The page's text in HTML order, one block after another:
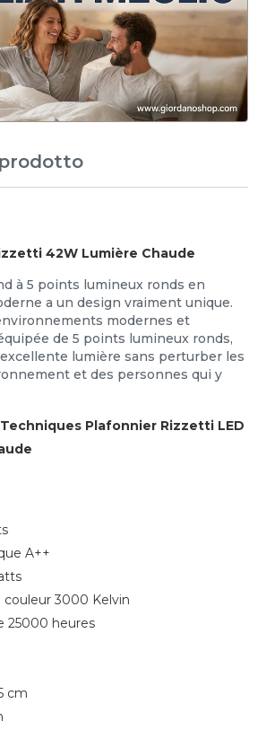
42W Lumière Chaude
à 5 points lumineux ronds en
a un design vraiment unique.
modernes et
de 5 points lumineux ronds,
lumière sans perturber les
et des personnes qui y
Plafonnier Rizzetti LED
A++
couleur 3000 Kelvin
25000 heures
cm